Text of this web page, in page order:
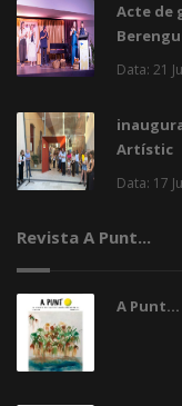
Acte de
Data: 21
Artístic
Data: 17
Revista A Punt...
A Punt...